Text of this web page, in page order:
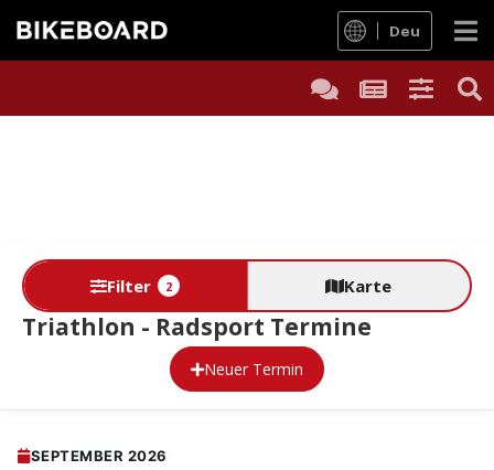
Deu
Filter 2 Karte
Triathlon - Radsport Termine
Neuer Termin
SEPTEMBER 2026